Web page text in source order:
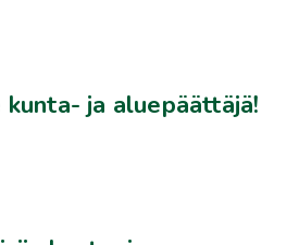
kunta- ja aluepäättäjä!